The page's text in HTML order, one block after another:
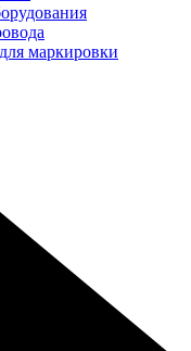
маркировки